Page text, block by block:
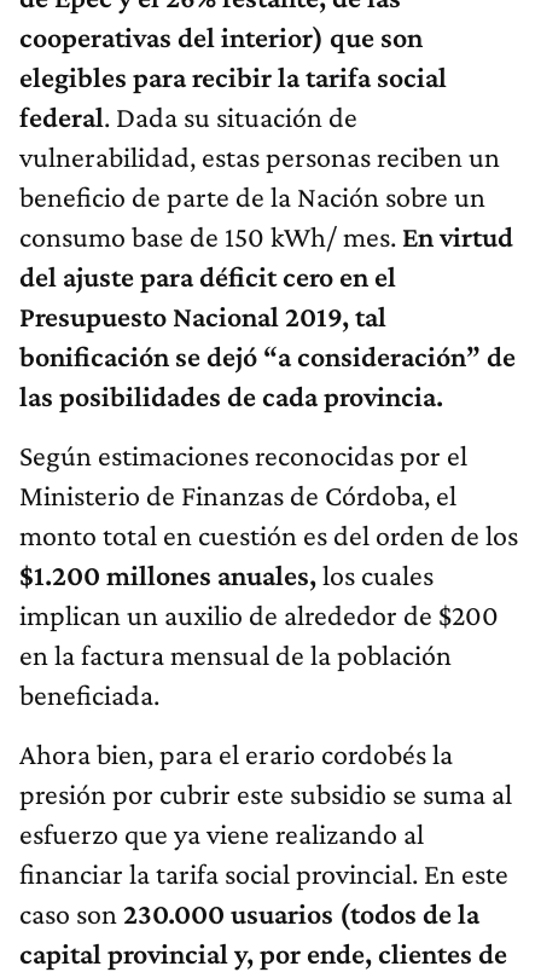
cooperativas del interior) que son
elegibles para recibir la tarifa social
federal. Dada su situación de
vulnerabilidad, estas personas reciben un
beneficio de parte de la Nación sobre un
consumo base de 150 kWh/ mes. En virtud
del ajuste para déficit cero en el
Presupuesto Nacional 2019, tal
bonificación se dejó “a consideración” de
las posibilidades de cada provincia.
Según estimaciones reconocidas por el
Ministerio de Finanzas de Córdoba, el
monto total en cuestión es del orden de los
$1.200 millones anuales,los cuales
implican un auxilio de alrededor de $200
en la factura mensual de la población
beneficiada.
Ahora bien, para el erario cordobés la
presión por cubrir este subsidio se suma al
esfuerzo que ya viene realizando al
financiar la tarifa social provincial. En este
caso son 230.000 usuarios (todos de la
capital provincial y, por ende, clientes de